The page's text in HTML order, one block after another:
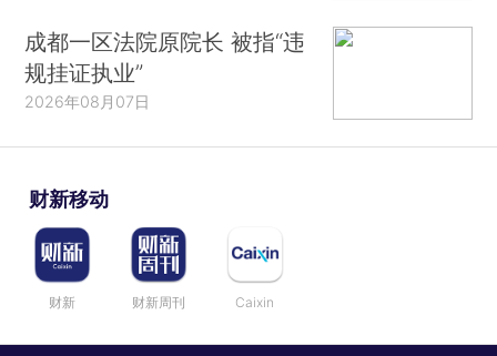
成都一区法院原院长 被指“违
规挂证执业”
2026年08月07日
财新移动
财新 财新周刊 Caixin